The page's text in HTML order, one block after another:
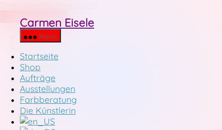
Carmen Eisele
Menü
Startseite
Shop
Aufträge
Ausstellungen
Farbberatung
Die Künstlerin
Menü schließen
Startseite
Aufträge
Ausstellungen
Farbberatung
Die Künstlerin